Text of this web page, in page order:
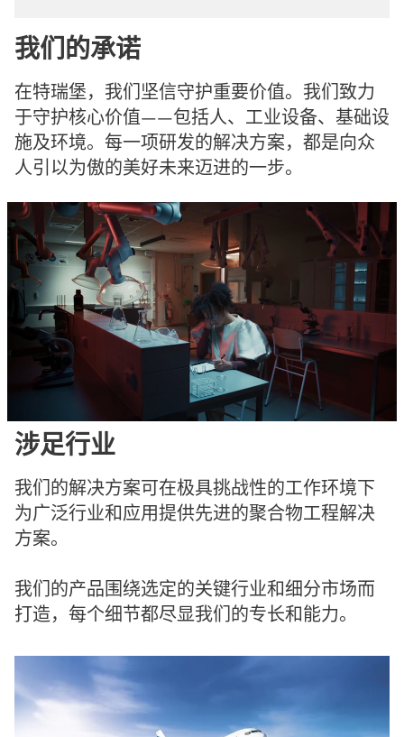
我们的承诺
在特瑞堡，我们坚信守护重要价值。我们致力
于守护核心价值——包括人、工业设备、基础设
施及环境。每一项研发的解决方案，都是向众
人引以为傲的美好未来迈进的一步。
涉足行业
我们的解决方案可在极具挑战性的工作环境下
为广泛行业和应用提供先进的聚合物工程解决
方案。
我们的产品围绕选定的关键行业和细分市场而
打造，每个细节都尽显我们的专长和能力。​